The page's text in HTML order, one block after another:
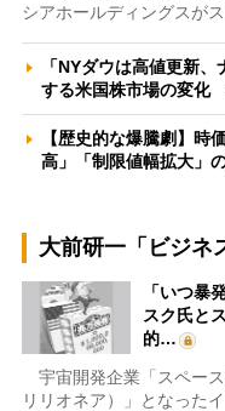
シアホールディングスが
「NYダウは高値更新
する米国株市場の変
【歴史的な爆騰劇】時
高」「制限値幅拡大
大前研一「ビジネ
「いつ暴
スク氏と
的…
宇宙開発企業「スペー
リリオネア）」となった